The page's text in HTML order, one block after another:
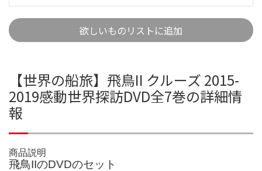
欲しいものリストに追加
【世界の船旅】飛鳥II クルーズ 2015-
2019感動世界探訪DVD全7巻の詳細情
報
商品説明
飛鳥IIのDVDのセット